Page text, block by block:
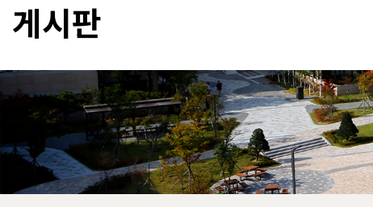
게시판